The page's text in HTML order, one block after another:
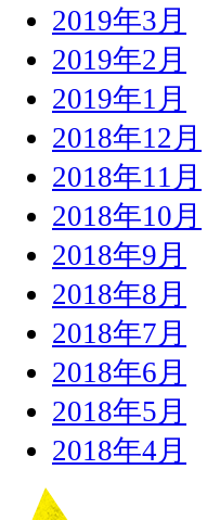
2019年3月
2019年2月
2019年1月
2018年12月
2018年11月
2018年10月
2018年9月
2018年8月
2018年7月
2018年6月
2018年5月
2018年4月